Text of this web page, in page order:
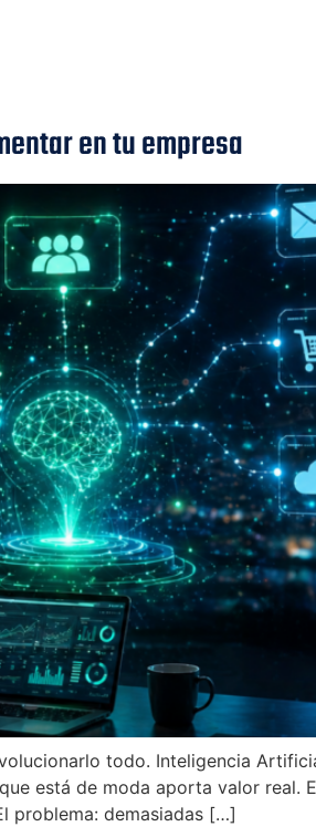
en tu empresa
todo. Inteligencia
está de moda aporta valor real.
problema: demasiadas […]